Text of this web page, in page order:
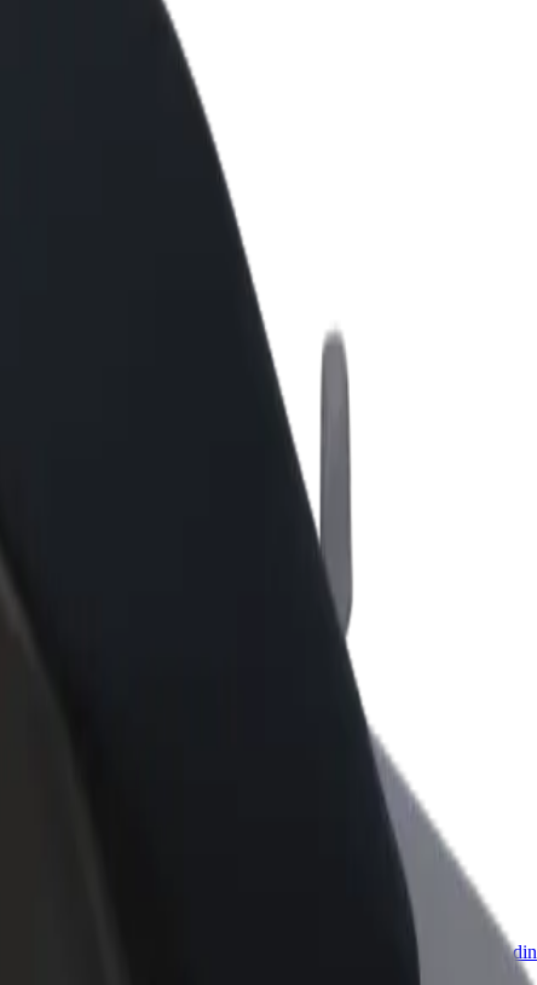
Bolt-produkter og tjenester skaleret til din